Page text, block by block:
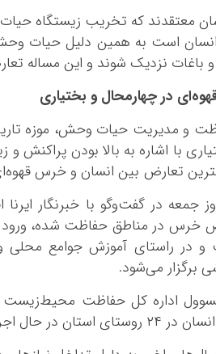
معتقدند که تخریب زیستگاه
است به همین دلیل حیات وحش
باغات نزدیک شوند و این مساله
در چهارمحال و بختیاری
و مدیریت حیات وحش، موزه
با اشاره به بالا بودن
تعارض بین انسان و خرس
جمعه در گفت‌وگو با خبرنگار
در مناطق حفاظت شده، ورود
و در راستای آموزش جوامع
برگزار می‌شود.
اداره کل حفاظت
در حال اجراست.